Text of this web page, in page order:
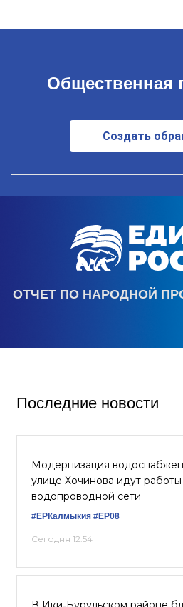
Общественная
Создать
ОТЧЕТ ПО НАРОДНОЙ
Последние новости
Модернизация
улице Хочинова идут
водопроводной сети
#ЕРКалмыкия #ЕР08
Сегодня 12:54